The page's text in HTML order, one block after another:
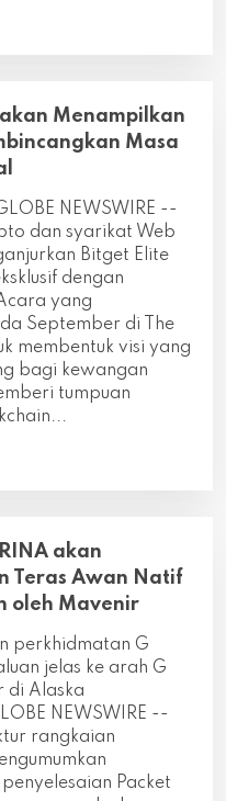
Menampilkan
Masa
NEWSWIRE --
dan syarikat Web
Bitget Elite
dengan
yang
September di The
membentuk visi yang
bagi kewangan
tumpuan
akan
Teras Awan Natif
oleh Mavenir
perkhidmatan G
jelas ke arah G
di Alaska
NEWSWIRE --
rangkaian
Packet